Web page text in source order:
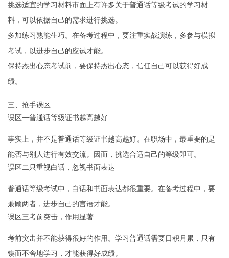
挑选适宜的学习材料市面上有许多关于普通话等级考试的学习材
料，可以依据自己的需求进行挑选。
多加练习熟能生巧。在备考过程中，要注重实战演练，多参与模拟
考试，以进步自己的应试才能。
保持杰出心态考试前，要保持杰出心态，信任自己可以获得好成
绩。
三、抢手误区
误区一普通话等级证书越高越好
事实上，并不是普通话等级证书越高越好。在职场中，最重要的是
能否与别人进行有效交流。因而，挑选合适自己的等级即可。
误区二只重视白话，忽视书面表达
普通话等级考试中，白话和书面表达都很重要。在备考过程中，要
兼顾两者，进步自己的言语才能。
误区三考前突击，作用显著
考前突击并不能获得很好的作用。学习普通话需要日积月累，只有
锲而不舍地学习，才能获得好成绩。